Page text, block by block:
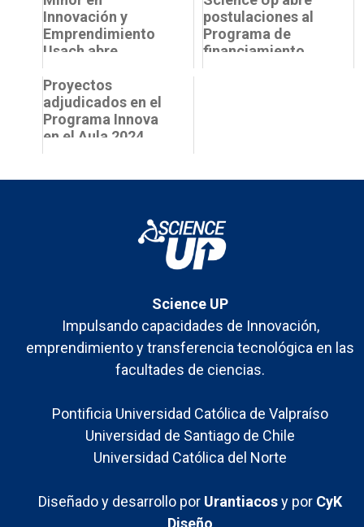
Innovación y
Emprendimiento
Usach abre
el primer
semestre 2026
postulaciones al
Programa de
financiamiento
Proyectos
adjudicados en el
Programa Innova
en el Aula 2024
Science UP
Impulsando capacidades de Innovación,
emprendimiento y transferencia tecnológica en las
facultades de ciencias.
Pontificia Universidad Católica de Valpraíso
Universidad de Santiago de Chile
Universidad Católica del Norte
Diseñado y desarrollo por Urantiacosy por CyK
Diseño